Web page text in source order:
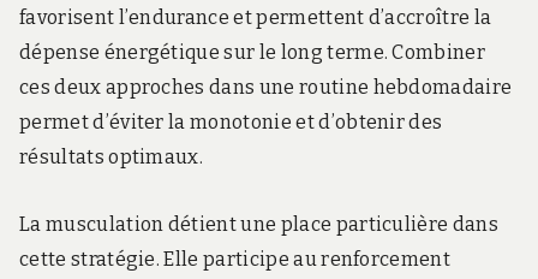
favorisent l’endurance et permettent d’accroître la
dépense énergétique sur le long terme. Combiner
ces deux approches dans une routine hebdomadaire
permet d’éviter la monotonie et d’obtenir des
résultats optimaux.
La musculation détient une place particulière dans
cette stratégie. Elle participe au renforcement